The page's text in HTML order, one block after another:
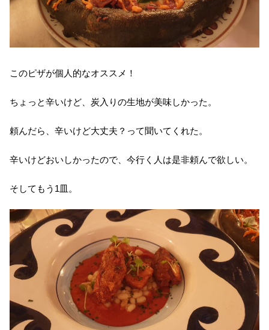
このピザが個人的なオススメ！
ちょっと辛いけど、炭入りの生地が美味しかった。
頼んだら、辛いけど大丈夫？って聞いてくれた。
辛いけどおいしかったので、今行く人は是非頼んで欲しい。
そしてもう1皿。